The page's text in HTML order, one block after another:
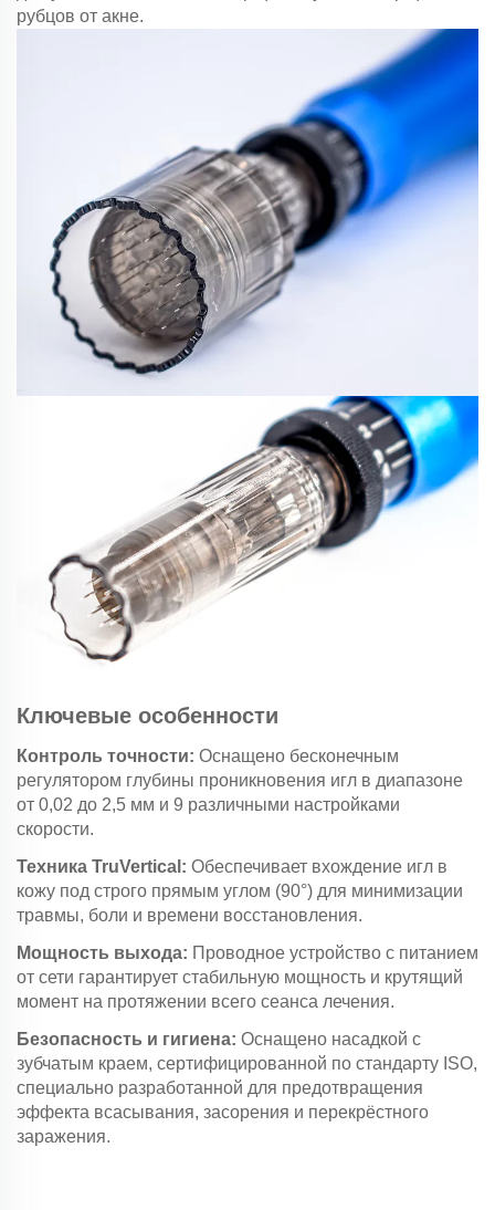
рубцов от акне.
Ключевые особенности
Контроль точности: Оснащено бесконечным
регулятором глубины проникновения игл в диапазоне
от 0,02 до 2,5 мм и 9 различными настройками
скорости.
Техника TruVertical: Обеспечивает вхождение игл в
кожу под строго прямым углом (90°) для минимизации
травмы, боли и времени восстановления.
Мощность выхода: Проводное устройство с питанием
от сети гарантирует стабильную мощность и крутящий
момент на протяжении всего сеанса лечения.
Безопасность и гигиена: Оснащено насадкой с
зубчатым краем, сертифицированной по стандарту ISO,
специально разработанной для предотвращения
эффекта всасывания, засорения и перекрёстного
заражения.